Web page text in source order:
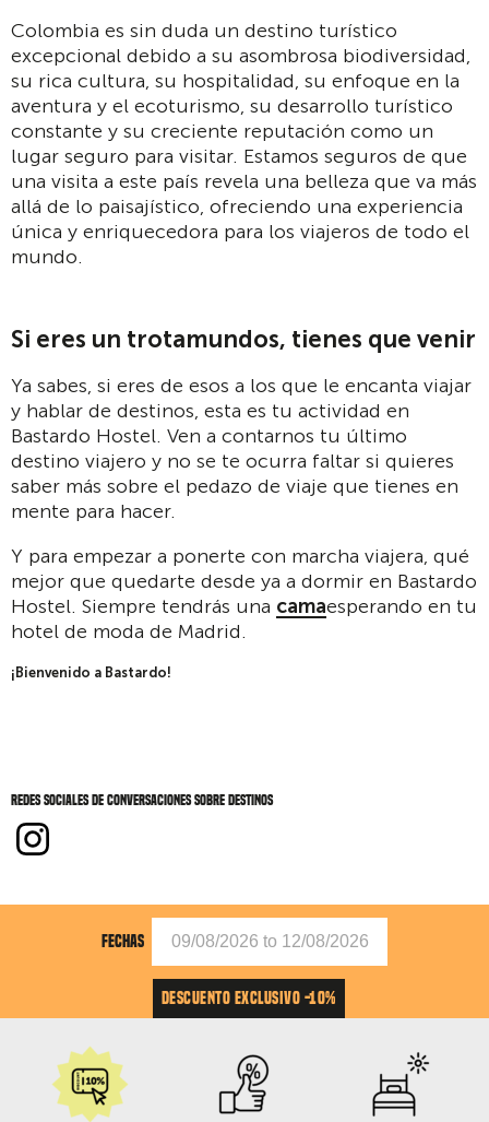
Colombia es sin duda un destino turístico
excepcional debido a su asombrosa biodiversidad,
su rica cultura, su hospitalidad, su enfoque en la
aventura y el ecoturismo, su desarrollo turístico
constante y su creciente reputación como un
lugar seguro para visitar. Estamos seguros de que
una visita a este país revela una belleza que va más
allá de lo paisajístico, ofreciendo una experiencia
única y enriquecedora para los viajeros de todo el
mundo.
Si eres un trotamundos, tienes que venir
Ya sabes, si eres de esos a los que le encanta viajar
y hablar de destinos, esta es tu actividad en
Bastardo Hostel. Ven a contarnos tu último
destino viajero y no se te ocurra faltar si quieres
saber más sobre el pedazo de viaje que tienes en
mente para hacer.
Y para empezar a ponerte con marcha viajera, qué
mejor que quedarte desde ya a dormir en Bastardo
Hostel. Siempre tendrás una camaesperando en tu
hotel de moda de Madrid.
¡Bienvenido a Bastardo!
Redes sociales de Conversaciones sobre destinos
FECHAS
DESCUENTO EXCLUSIVO -10%